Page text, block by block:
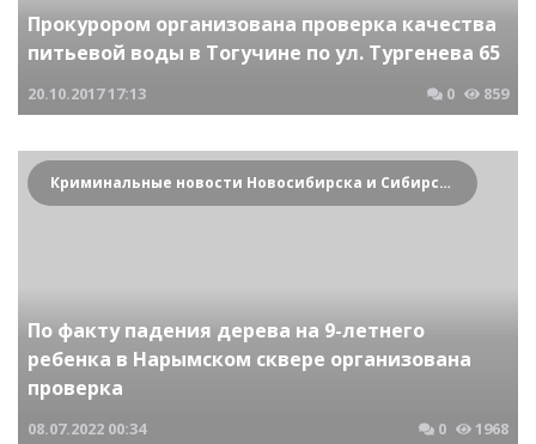
Прокурором организована проверка качества
питьевой воды в Тогучине по ул. Тургенева 65
20.10.201717:13 0 859
Криминальные новости Новосибирска и Сибирского региона
По факту падения дерева на 9-летнего
ребенка в Нарымском сквере организована
проверка
08.07.2022 00:34 0 1968